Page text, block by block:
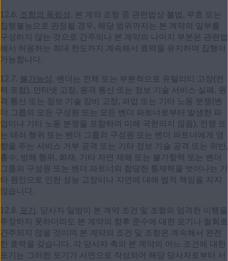
12.6. 조항의 독립성 . 본 계약 조항 중 관련법상 불법, 무효 또는
집행불능으로 판정될 경우, 해당 범위까지는 본 계약의 일부를
구성하지 않는 것으로 간주되나 본 계약의 나머지 부분은 관련법
에서 허용하는 최대 한도까지 계속해서 효력을 유지하며 집행이
가능합니다.
12.7. 불가능성 . 벤더는 전체 또는 부분적으로 유틸리티 고장(전
력 포함), 인터넷 고장, 원격 통신 또는 정보 기술 서비스 실패, 원
격 통신 또는 정보 기술 장비 고장, 파업 또는 기타 노동 분쟁(벤
더 그룹의 모든 구성원 또는 모든 벤더 파트너로부터 발생한 파
업이나 기타 노동 분쟁을 포함하며 이에 국한되지 않음), 전쟁 또
는 테러 행위 또는 벤더 그룹의 구성원 또는 벤더 파트너에게 영
향을 주는 서비스 거부 공격 또는 기타 정보 기술 공격 또는 위반,
홍수, 방해 행위, 화재, 기타 자연 재해 또는 불가항력 또는 벤더
그룹의 구성원 또는 벤더 파트너의 합당한 통제력을 벗어나는 기
타 원인으로 인한 성능 고장이나 지연에 대해 법적 책임을 지지
않습니다.
12.8. 포기 . 당사자 일방이 본 계약 조건 및 조항의 엄격한 이행을
주장하지 못하더라도 본 계약의 향후 준수에 대한 포기나 철회로
간주되지 않을 것이며 본 계약의 조건 및 조항은 계속해서 완전
한 효력을 갖습니다. 각 당사자 측의 본 계약의 어느 조건에 대한
포기는 그러한 포기가 서면으로 작성되어 해당 당사자로부터 서